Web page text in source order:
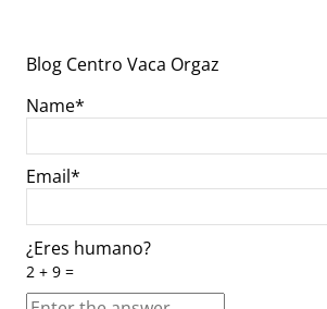
Blog Centro Vaca Orgaz
Name*
Email*
¿Eres humano?
2 + 9 =